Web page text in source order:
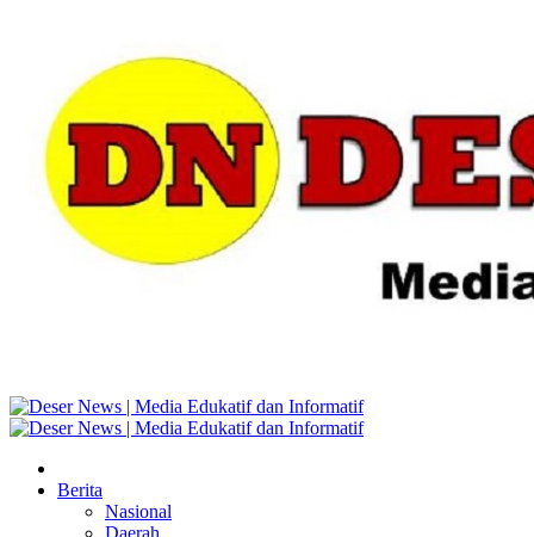
Berita
Nasional
Daerah